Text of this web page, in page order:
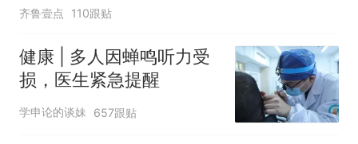
齐鲁壹点 110跟贴
健康 | 多人因蝉鸣听力受
损，医生紧急提醒
学申论的谈妹 657跟贴